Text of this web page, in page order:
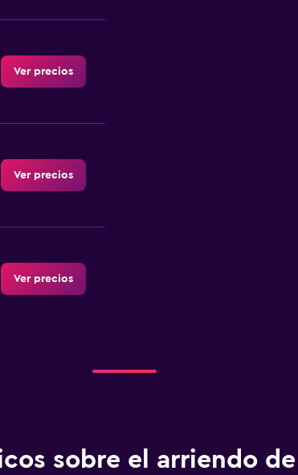
Ver precios
Ver precios
Ver precios
sobre el arriendo